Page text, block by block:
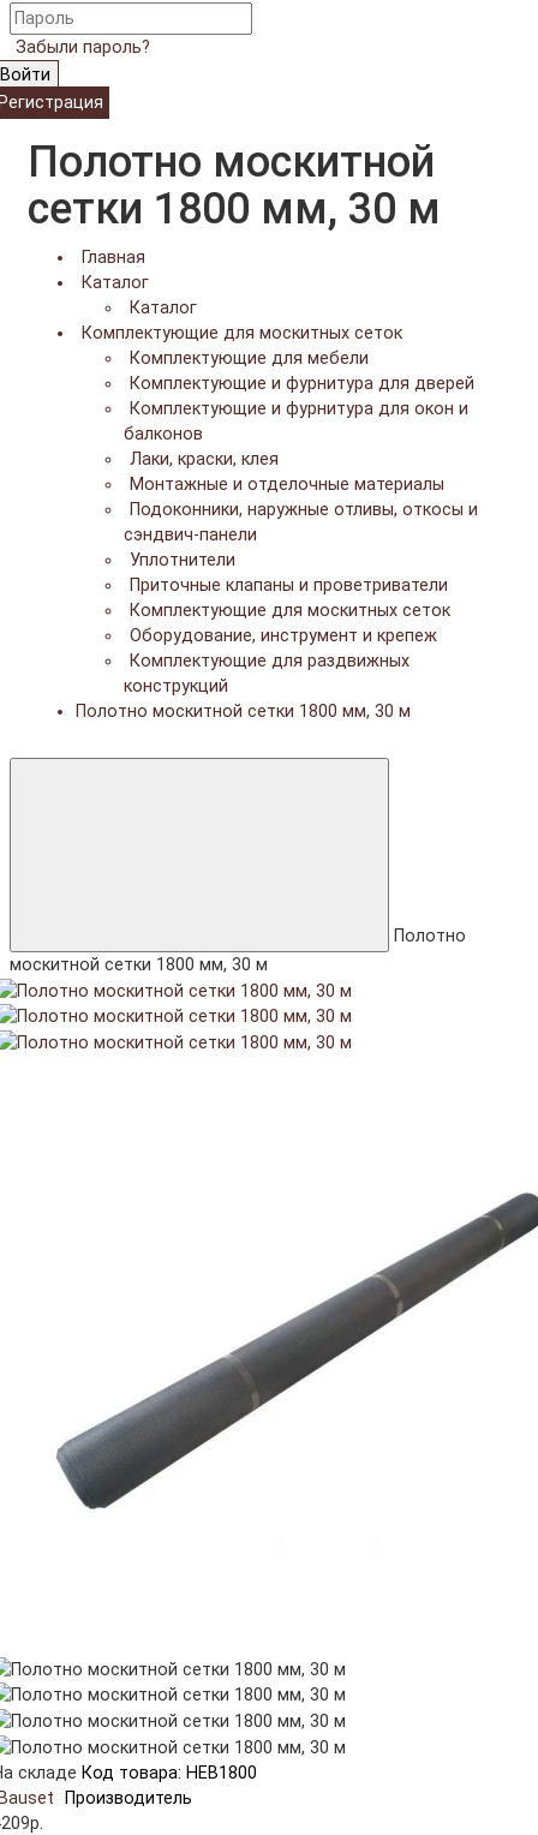
Забыли пароль?
Войти
Полотно москитной
сетки 1800 мм, 30 м
Главная
Каталог
Каталог
Комплектующие для москитных сеток
Комплектующие для мебели
Комплектующие и фурнитура для дверей
Комплектующие и фурнитура для окон и
балконов
Лаки, краски, клея
Монтажные и отделочные материалы
Подоконники, наружные отливы, откосы и
сэндвич-панели
Уплотнители
Приточные клапаны и проветриватели
Комплектующие для москитных сеток
Оборудование, инструмент и крепеж
Комплектующие для раздвижных
конструкций
Полотно москитной сетки 1800 мм, 30 м
Полотно
москитной сетки 1800 мм, 30 м
складе Код товара: HEB1800
Производитель